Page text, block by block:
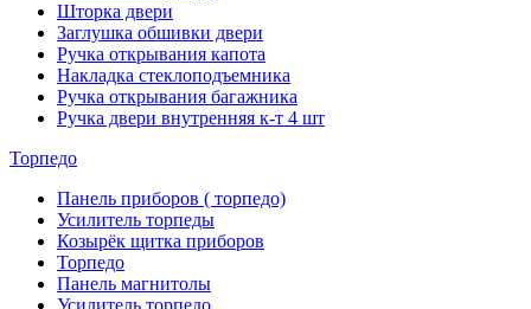
Шторка двери
Заглушка обшивки двери
Ручка открывания капота
Накладка стеклоподъемника
Ручка открывания багажника
Ручка двери внутренняя к-т 4 шт
Торпедо
Панель приборов ( торпедо)
Усилитель торпеды
Козырёк щитка приборов
Торпедо
Панель магнитолы
Усилитель торпедо